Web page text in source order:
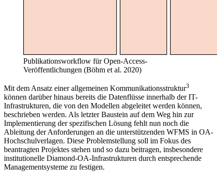
Publikationsworkflow für Open-Access-
Veröffentlichungen (Böhm et al. 2020)
Mit dem Ansatz einer allgemeinen Kommunikationsstruktur3
können darüber hinaus bereits die Datenflüsse innerhalb der IT-
Infrastrukturen, die von den Modellen abgeleitet werden können,
beschrieben werden. Als letzter Baustein auf dem Weg hin zur
Implementierung der spezifischen Lösung fehlt nun noch die
Ableitung der Anforderungen an die unterstützenden WFMS in OA-
Hochschulverlagen. Diese Problemstellung soll im Fokus des
beantragten Projektes stehen und so dazu beitragen, insbesondere
institutionelle Diamond-OA-Infrastrukturen durch entsprechende
Managementsysteme zu festigen.